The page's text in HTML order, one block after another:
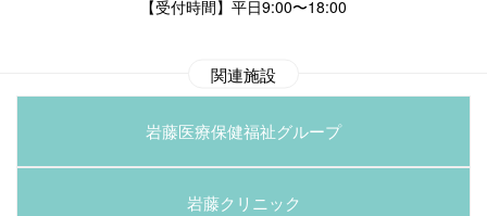
【受付時間】平日9:00〜18:00
関連施設
岩藤医療保健福祉グループ
岩藤クリニック